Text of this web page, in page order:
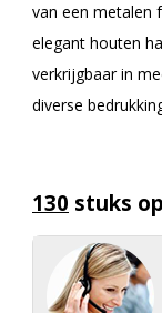
van een metalen
elegant houten
verkrijgbaar in
diverse
130 stuks